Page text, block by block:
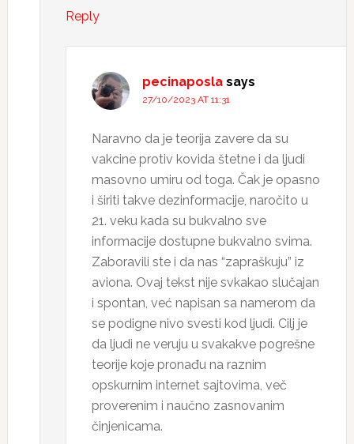
Reply
pecinaposla says
27/10/2023 AT 11:31
Naravno da je teorija zavere da su
vakcine protiv kovida štetne i da ljudi
masovno umiru od toga. Čak je opasno
i širiti takve dezinformacije, naročito u
21. veku kada su bukvalno sve
informacije dostupne bukvalno svima.
Zaboravili ste i da nas “zapraškuju” iz
aviona. Ovaj tekst nije svkakao slučajan
i spontan, već napisan sa namerom da
se podigne nivo svesti kod ljudi. Cilj je
da ljudi ne veruju u svakakve pogrešne
teorije koje pronađu na raznim
opskurnim internet sajtovima, več
proverenim i naučno zasnovanim
činjenicama.